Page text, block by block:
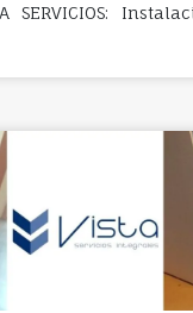
SERVICIOS: